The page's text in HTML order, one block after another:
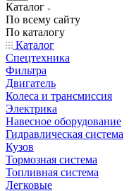
Каталог
По всему сайту
По каталогу
Каталог
Спецтехника
Фильтра
Двигатель
Колеса и трансмиссия
Электрика
Навесное оборудование
Гидравлическая система
Кузов
Тормозная система
Топливная система
Легковые